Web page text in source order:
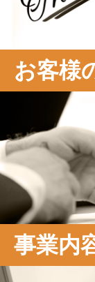
お客様
事業内